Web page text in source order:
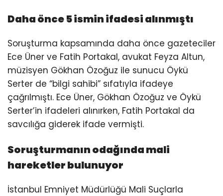
Daha önce 5 ismin ifadesi alınmıştı
Soruşturma kapsamında daha önce gazeteciler
Ece Üner ve Fatih Portakal, avukat Feyza Altun,
müzisyen Gökhan Özoğuz ile sunucu Öykü
Serter de “bilgi sahibi” sıfatıyla ifadeye
çağrılmıştı. Ece Üner, Gökhan Özoğuz ve Öykü
Serter’in ifadeleri alınırken, Fatih Portakal da
savcılığa giderek ifade vermişti.
Soruşturmanın odağında mali
hareketler bulunuyor
İstanbul Emniyet Müdürlüğü Mali Suçlarla